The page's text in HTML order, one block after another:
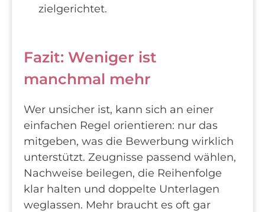
zielgerichtet.
Fazit: Weniger ist
manchmal mehr
Wer unsicher ist, kann sich an einer
einfachen Regel orientieren: nur das
mitgeben, was die Bewerbung wirklich
unterstützt. Zeugnisse passend wählen,
Nachweise beilegen, die Reihenfolge
klar halten und doppelte Unterlagen
weglassen. Mehr braucht es oft gar